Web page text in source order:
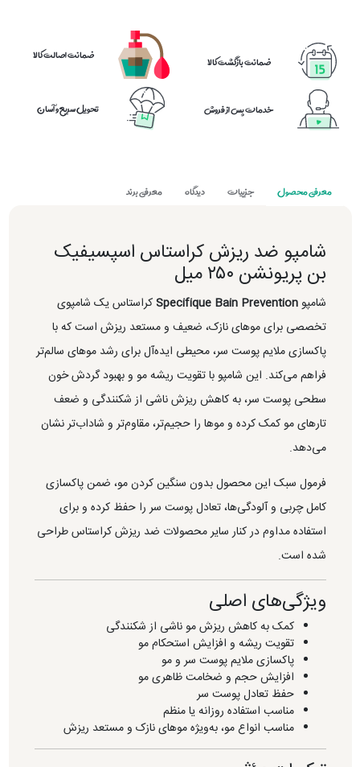
ضمانت بازگشت کالا ضمانت اصالت کالا
خدمات پس از فروش تحویل سریع و آسان
معرفی محصول جزییات دیدگاه معرفی برند
شامپو ضد ریزش کراستاس اسپسیفیک
بن پریونشن ۲۵۰ میل
شامپوSpecifique Bain Preventionکراستاس یک شامپوی
تخصصی برای موهای نازک، ضعیف و مستعد ریزش است که با
پاکسازی ملایم پوست سر، محیطی ایده‌آل برای رشد موهای سالم‌تر
فراهم می‌کند. این شامپو با تقویت ریشه مو و بهبود گردش خون
سطحی پوست سر، به کاهش ریزش ناشی از شکنندگی و ضعف
تارهای مو کمک کرده و موها را حجیم‌تر، مقاوم‌تر و شاداب‌تر نشان
می‌دهد.
فرمول سبک این محصول بدون سنگین کردن مو، ضمن پاکسازی
کامل چربی و آلودگی‌ها، تعادل پوست سر را حفظ کرده و برای
استفاده مداوم در کنار سایر محصولات ضد ریزش کراستاس طراحی
شده است.
ویژگی‌های اصلی
کمک به کاهش ریزش مو ناشی از شکنندگی
تقویت ریشه و افزایش استحکام مو
پاکسازی ملایم پوست سر و مو
افزایش حجم و ضخامت ظاهری مو
حفظ تعادل پوست سر
مناسب استفاده روزانه یا منظم
مناسب انواع مو، به‌ویژه موهای نازک و مستعد ریزش